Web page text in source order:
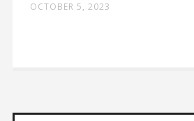
OCTOBER 5, 2023